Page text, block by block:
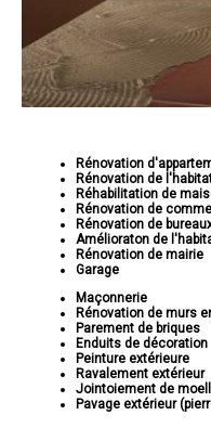
Rénovation
Rénovation de
Réhabilitation de
Rénovation de
Rénovation de
Amélioraton de
Rénovation de mairie
Garage
Maçonnerie
Rénovation de murs
Parement de briques
Enduits de décoration
Peinture extérieure
Ravalement extérieur
Jointoiement de
Pavage extérieur